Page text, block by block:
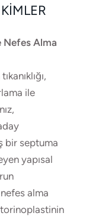
Nefes Alma
ile
bir septuma
yapısal
alma